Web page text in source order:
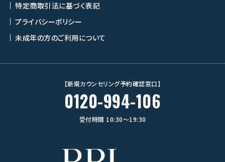
特定商取引法に基づく表記
プライバシーポリシー
未成年の方のご利用について
【新規カウンセリング予約確認窓口】
0120-994-106
受付時間 10:30〜19:30